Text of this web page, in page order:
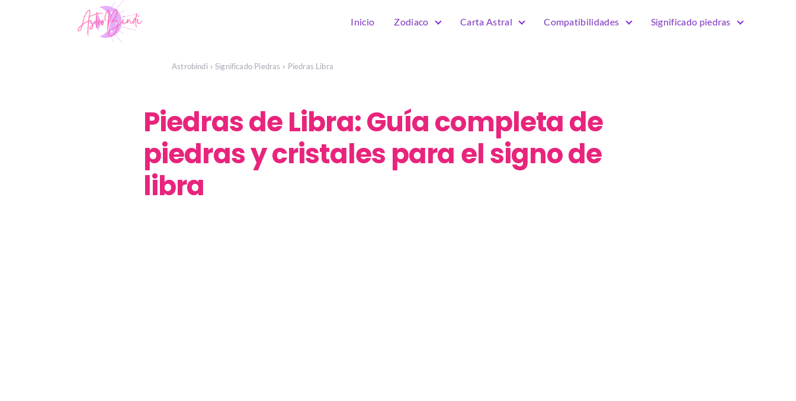
Inicio Zodiaco Carta Astral Compatibilidades Significado piedras
Astrobindi Significado Piedras Piedras Libra
Piedras de Libra: Guía completa de
piedras y cristales para el signo de
libra